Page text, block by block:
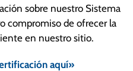
sobre nuestro Sistema
compromiso de ofrecer la
en nuestro sitio.
aquí»